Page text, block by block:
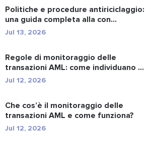
Politiche e procedure antiriciclaggio:
una guida completa alla con...
Jul 13, 2026
Regole di monitoraggio delle
transazioni AML: come individuano i
r...
Jul 12, 2026
Che cos’è il monitoraggio delle
transazioni AML e come funziona?
Jul 12, 2026